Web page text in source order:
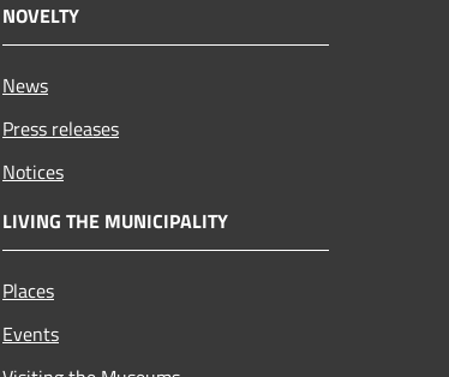
NOVELTY
News
Press releases
Notices
LIVING THE MUNICIPALITY
Places
Events